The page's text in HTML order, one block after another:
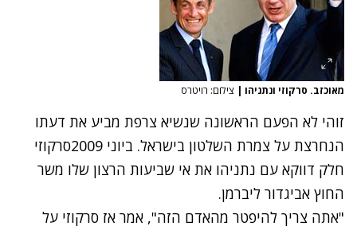
מאוכזב. סרקוזי ונתניהו | צילום: רויטרס
זוהי לא הפעם הראשונה שנשיא צרפת מביע את דעתו
הנחרצת על צמרת השלטון בישראל. ביוני 2009סרקוזי
חלק דווקא עם נתניהו את אי שביעות הרצון שלו משר
החוץ אביגדור ליברמן.
"אתה צריך להיפטר מהאדם הזה", אמר אז סרקוזי על